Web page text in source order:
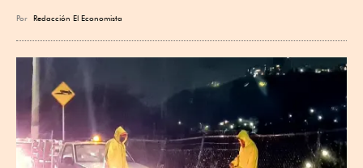
Por Redacción El Economista